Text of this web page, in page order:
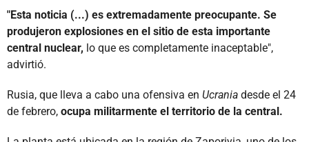
"Esta noticia (...) es extremadamente preocupante. Se
produjeron explosiones en el sitio de esta importante
central nuclear, lo que es completamente inaceptable",
advirtió.
Rusia, que lleva a cabo una ofensiva en Ucrania desde el 24
de febrero, ocupa militarmente el territorio de la central.